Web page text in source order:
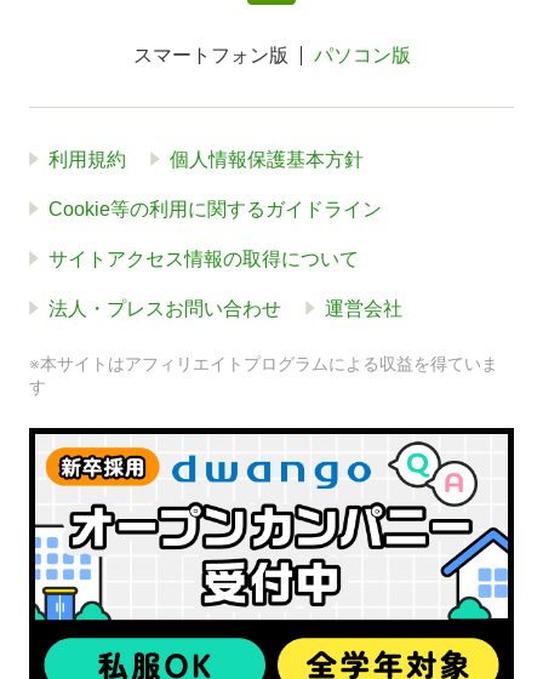
スマートフォン版 パソコン版
利用規約 個人情報保護基本方針
Cookie等の利用に関するガイドライン
サイトアクセス情報の取得について
法人・プレスお問い合わせ 運営会社
※本サイトはアフィリエイトプログラムによる収益を得ていま
す